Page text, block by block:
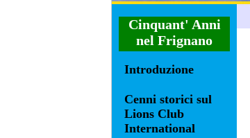
Cinquant' Anni
nel Frignano
Introduzione
Cenni storici sul
Lions Club
International